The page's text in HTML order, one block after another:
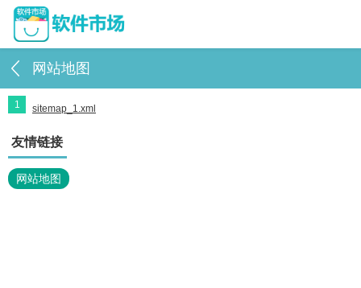
网站地图
1 sitemap_1.xml
友情链接
网站地图